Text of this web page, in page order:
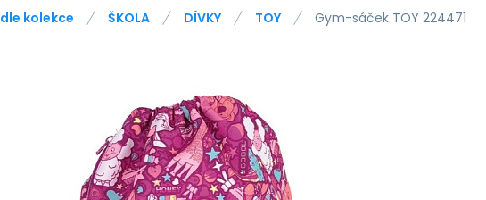
dle kolekce ŠKOLA DÍVKY TOY Gym-sáček TOY 224471